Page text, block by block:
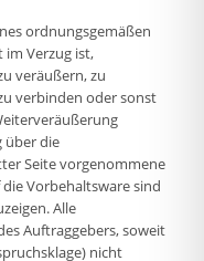
ordnungsgemäßen
im Verzug ist,
veräußern, zu
verbinden oder sonst
über die
Seite vorgenommene
Vorbehaltsware sind
Alle
Auftraggebers, soweit
nicht